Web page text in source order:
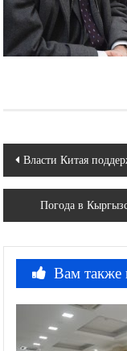
Навигация
по
записям
Власти Китая
Погода в
Вам также